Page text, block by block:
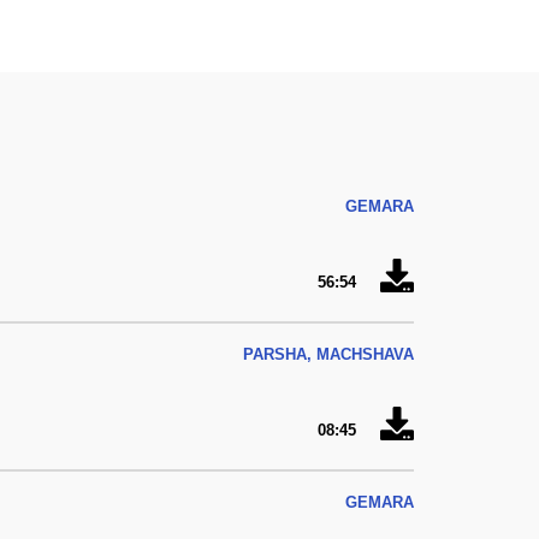
GEMARA
56:54
PARSHA, MACHSHAVA
08:45
GEMARA